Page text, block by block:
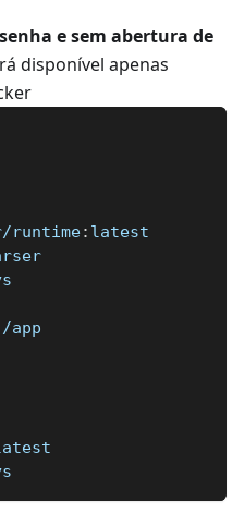
e sem abertura de
disponível apenas
runtime: latest
/app